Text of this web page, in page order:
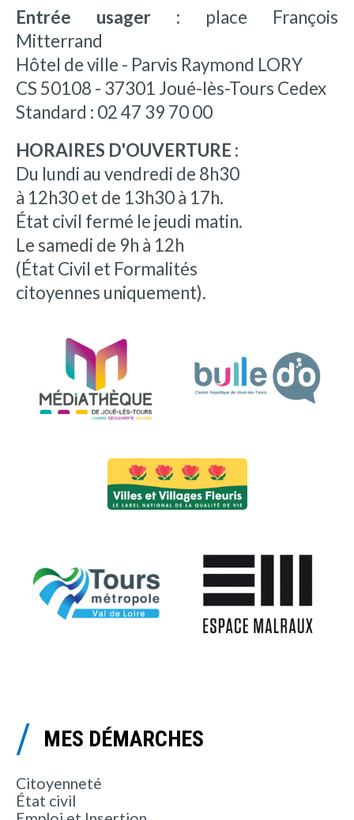
Entrée usager : place François
Mitterrand
Hôtel de ville - Parvis Raymond LORY
CS 50108 - 37301 Joué-lès-Tours Cedex
Standard : 02 47 39 70 00
HORAIRES D'OUVERTURE :
Du lundi au vendredi de 8h30
à 12h30 et de 13h30 à 17h.
État civil fermé le jeudi matin.
Le samedi de 9h à 12h
(État Civil et Formalités
citoyennes uniquement).
MES DÉMARCHES
Citoyenneté
État civil